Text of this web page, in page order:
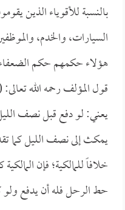
بالنسبة للأقوياء الذين
السيارات، والخدم،
هؤلاء حكمهم حكم
قول المؤلف رحمه الله
يعني: لو دفع قبل نصف
يمكث إلى نصف الليل كما
خلافاً للمالكية؛ فإن
حط الرحل فله أن يدفع